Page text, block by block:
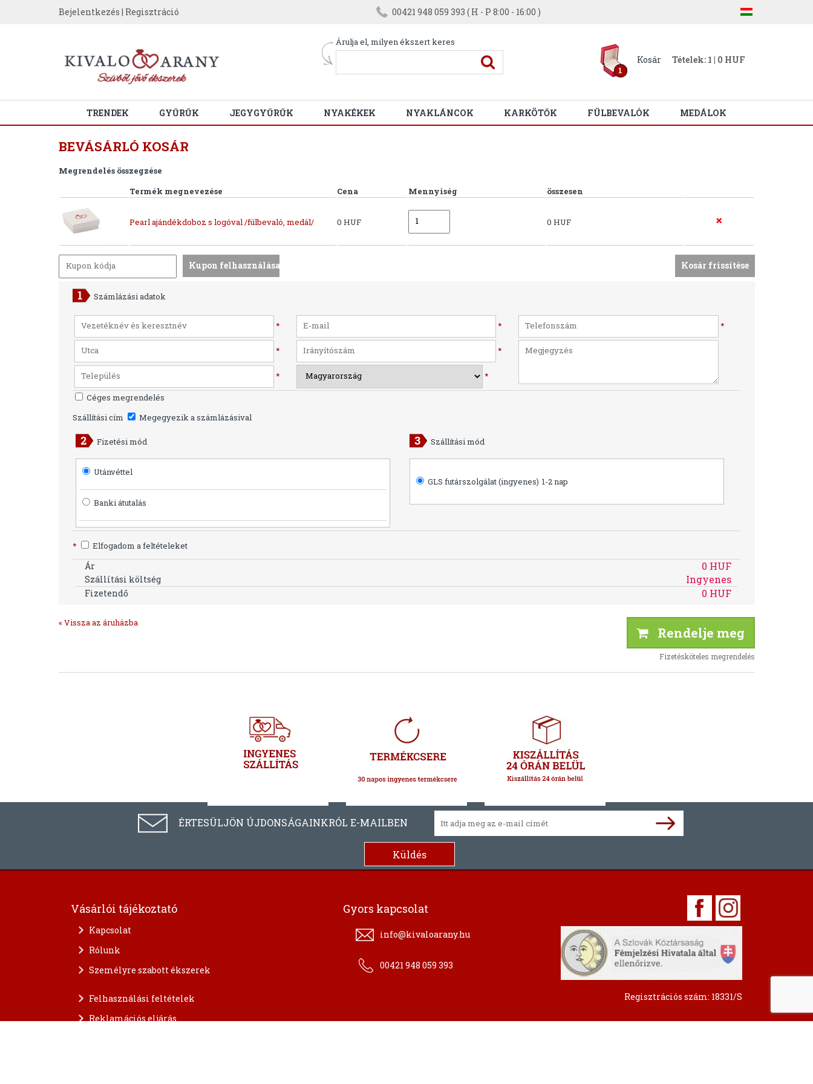
Bejelentkezés | Regisztráció 00421 948 059 393 ( H - P 8:00 - 16:00 )
Árulja el, milyen ékszert keres
1
Kosár Tételek: 1 | 0 HUF
TRENDEK GYŰRŰK JEGYGYŰRŰK NYAKÉKEK NYAKLÁNCOK KARKÖTŐK FÜLBEVALÓK MEDÁLOK
BEVÁSÁRLÓ KOSÁR
Megrendelés összegzése
Termék megnevezése
Cena Mennyiség összesen
Pearl ajándékdoboz s logóval /fülbevaló, medál/ 0 HUF 0 HUF
Számlázási adatok
* * *
* *
*
*
Céges megrendelés
Szállítási cím
Megegyezik a számlázásival
Fizetési mód
Utánvéttel
Banki átutalás
Szállítási mód
GLS futárszolgálat (ingyenes) 1-2 nap
* Elfogadom a feltételeket
Ár 0 HUF
Szállítási költség Ingyenes
Fizetendő 0 HUF
« Vissza az áruházba
Rendelje meg
Fizetésköteles megrendelés
ÉRTESÜLJÖN ÚJDONSÁGAINKRÓL E-MAILBEN
Vásárlói tájékoztató
Kapcsolat
Rólunk
Személyre szabott ékszerek
Felhasználási feltételek
Reklamációs eljárás
Gyors kapcsolat
info@kivaloarany.hu
00421 948 059 393
Regisztrációs szám: 18331/S